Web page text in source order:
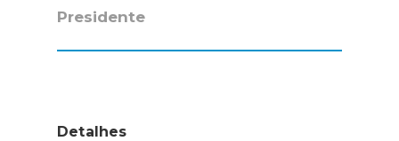
Presidente
Detalhes